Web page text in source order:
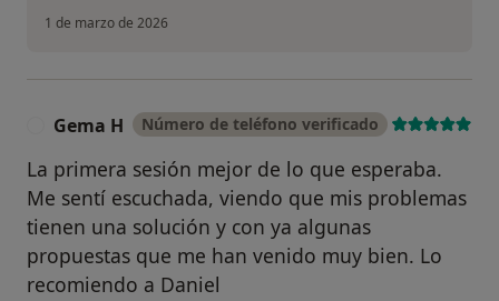
1 de marzo de 2026
Gema H Número de teléfono verificado
La primera sesión mejor de lo que esperaba.
Me sentí escuchada, viendo que mis problemas
tienen una solución y con ya algunas
propuestas que me han venido muy bien. Lo
recomiendo a Daniel